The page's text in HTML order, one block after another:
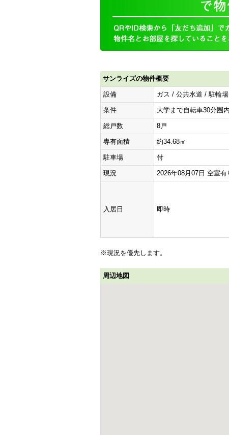
サンライズの物件概要
設備 ガス / 公共水道 / 駐輪
条件 大学まで自転車30分圏
総戸数 8戸
専有面積 約34.68㎡
駐車場 付
現況 2026年08月07日 空室有
入居日 即時
※現況を優先します。
周辺地図